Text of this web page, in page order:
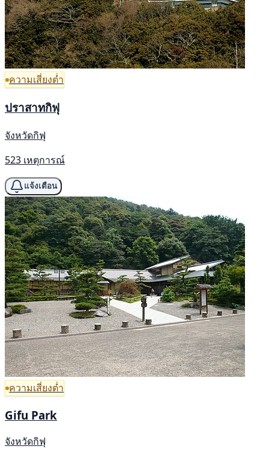
ความเสี่ยงต่ำ
ปราสาทกิฟุ
จังหวัดกิฟุ
523 เหตุการณ์
แจ้งเตือน
ความเสี่ยงต่ำ
Gifu Park
จังหวัดกิฟุ